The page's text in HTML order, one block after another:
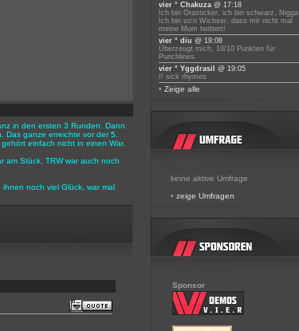
in den ersten 3 Runden. Dann
Das ganze erreichte vor der 5.
einfach nicht in einen War.
am Stück, TRW war auch noch
noch viel Glück, war mal
vier ° Chakuza @ 17:18
Ich bin Grasticker, ich bin schwarz, Nigga
Ich bin so'n Wichser, dass mir nicht mal
meine Mum twittert!
vier ° diu @ 19:08
Überzeugt mich, 10/10 Punkten für
Punchlines.
vier ° Yggdrasil
@ 19:05
// sick rhymes
• Zeige alle
keine aktive Umfrage
• zeige Umfragen
Sponsor